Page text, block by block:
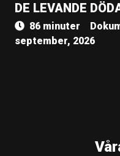
DE LEVANDE
86 minuter
september, 2026